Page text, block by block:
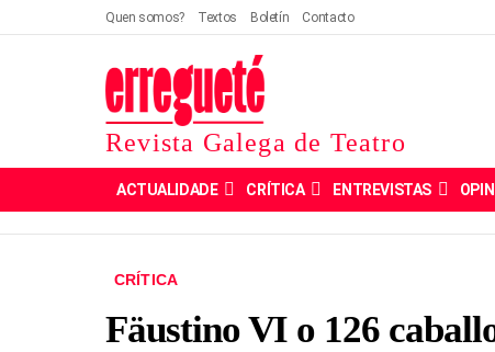
Quen somos? Textos Boletín Contacto
Revista Galega de Teatro
ACTUALIDADE CRÍTICA ENTREVISTAS
CRÍTICA
Fäustino VI o 126